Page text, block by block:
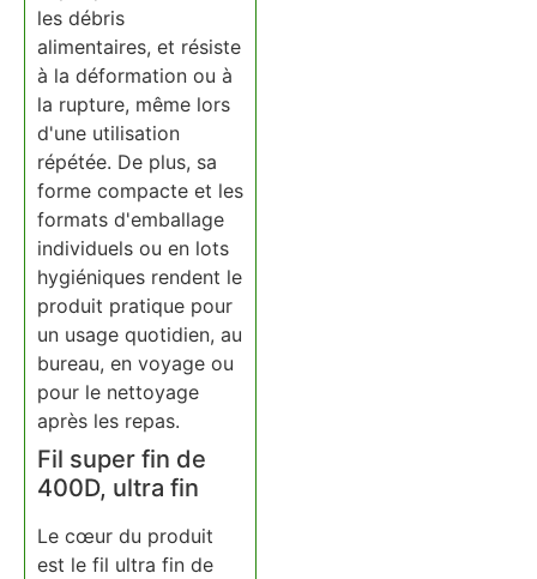
les débris
alimentaires, et résiste
à la déformation ou à
la rupture, même lors
d'une utilisation
répétée. De plus, sa
forme compacte et les
formats d'emballage
individuels ou en lots
hygiéniques rendent le
produit pratique pour
un usage quotidien, au
bureau, en voyage ou
pour le nettoyage
après les repas.
Fil super fin de
400D, ultra fin
Le cœur du produit
est le fil ultra fin de